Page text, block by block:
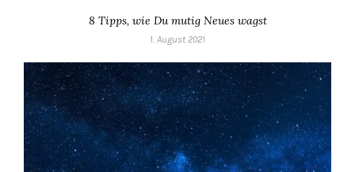
8 Tipps, wie Du mutig Neues wagst
1. August 2021